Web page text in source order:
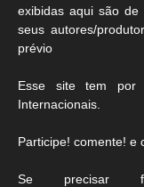
exibidas aqui são de
seus autores/
prévio
Esse site tem por
Internacionais.
Participe! comente! e
Se precisar